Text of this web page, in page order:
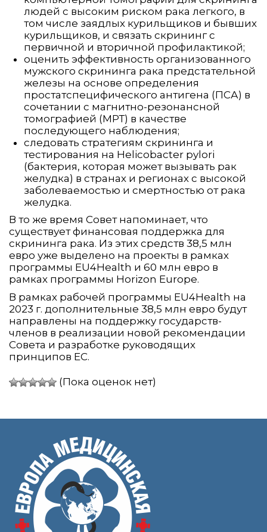
людей с высоким риском рака легкого, в
том числе заядлых курильщиков и бывших
курильщиков, и связать скрининг с
первичной и вторичной профилактикой;
оценить эффективность организованного
мужского скрининга рака предстательной
железы на основе определения
простатспецифического антигена (ПСА) в
сочетании с магнитно-резонансной
томографией (МРТ) в качестве
последующего наблюдения;
следовать стратегиям скрининга и
тестирования на Helicobacter pylori
(бактерия, которая может вызывать рак
желудка) в странах и регионах с высокой
заболеваемостью и смертностью от рака
желудка.
В то же время Совет напоминает, что
существует финансовая поддержка для
скрининга рака. Из этих средств 38,5 млн
евро уже выделено на проекты в рамках
программы EU4Health и 60 млн евро в
рамках программы Horizon Europe.
В рамках рабочей программы EU4Health на
2023 г. дополнительные 38,5 млн евро будут
направлены на поддержку государств-
членов в реализации новой рекомендации
Совета и разработке руководящих
принципов ЕС.
(Пока оценок нет)